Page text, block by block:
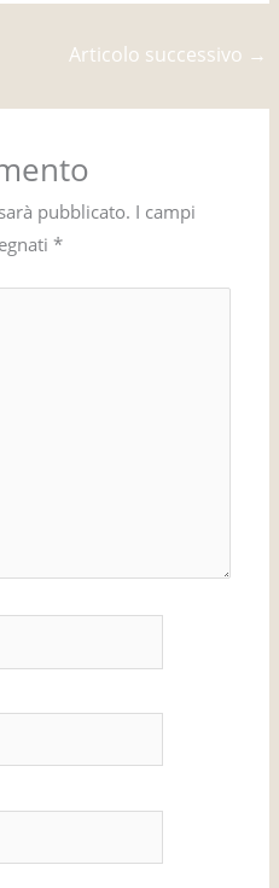
Articolo successivo →
pubblicato. I campi
*